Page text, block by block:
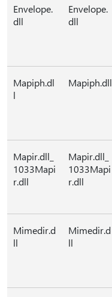
Envelope.
dll
Envelope.
dll
Mapiph.dl
l
Mapiph.dll
Mapir.dll_
1033Mapi
r.dll
Mapir.dll_
1033Mapi
r.dll
Mimedir.d
ll
Mimedir.d
ll